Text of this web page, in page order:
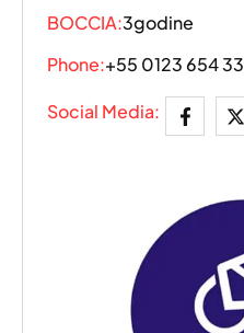
BOCCIA:3godine
Phone:+55 0123 654 33
Social Media: